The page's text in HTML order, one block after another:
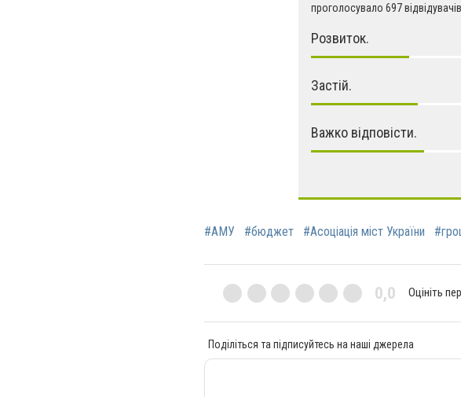
проголосувало 697 відвідувачів
Розвиток.
Застій.
Важко відповісти.
#АМУ #бюджет #Асоціація міст України
0,0 Оцініть
Поділіться та підписуйтесь на наші джерела